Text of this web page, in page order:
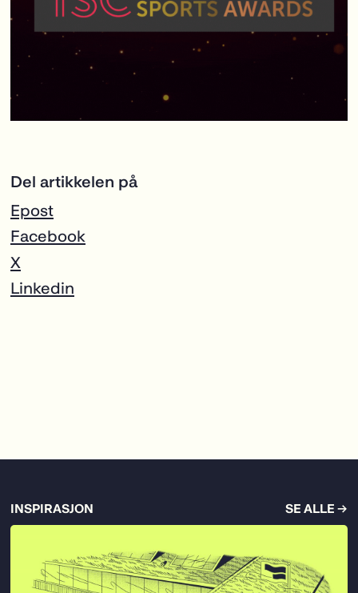
Del artikkelen på
Epost
Facebook
X
Linkedin
INSPIRASJON SE ALLE →